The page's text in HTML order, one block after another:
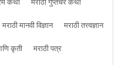
मराठी मानवी विज्ञान
मराठी तत्त्वज्ञान
कृती
मराठी पत्र